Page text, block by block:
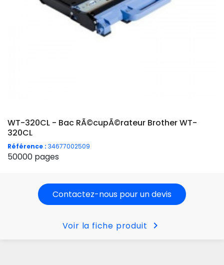
WT-320CL - Bac RÃ©cupÃ©rateur Brother WT-
320CL
Référence : 34677002509
50000 pages
Contactez-nous pour un devis
Voir la fiche produit chevron_right